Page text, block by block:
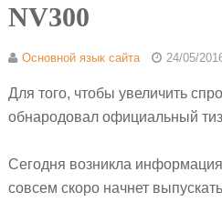
NV300
Основной язык сайта 24/05/
Для того, чтобы увеличить
обнародовал официальный
Сегодня возникла
совсем скоро начнет